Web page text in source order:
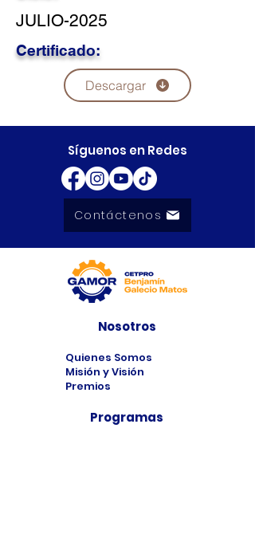
JULIO-2025
Certificado:
Descargar
Síguenos en Redes
Contáctenos
Nosotros
Quienes Somos
Misión y Visión
Premios
Programas